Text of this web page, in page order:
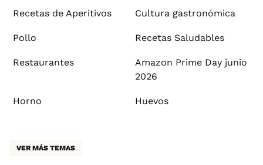
Recetas de Aperitivos Cultura gastronómica
Pollo Recetas Saludables
Restaurantes
Amazon Prime Day junio
2026
Horno Huevos
VER MÁS TEMAS